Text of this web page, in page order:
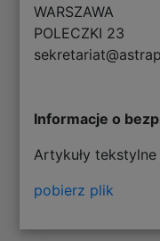
WARSZAWA
POLECZKI 23
Informacje o
Artykuły tekstylne
pobierz plik